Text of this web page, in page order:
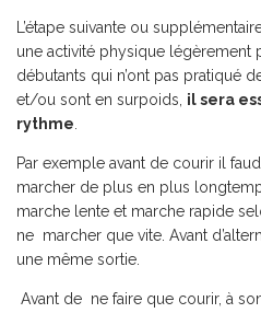
L’étape suivante ou
une activité physique légèrement
débutants qui n’ont pas pratiqué
et/ou sont en surpoids, il sera
rythme
Par exemple avant de courir il
marcher de plus en plus
marche lente et marche rapide
ne marcher que vite. Avant
une même sortie.
Avant de ne faire que courir, à